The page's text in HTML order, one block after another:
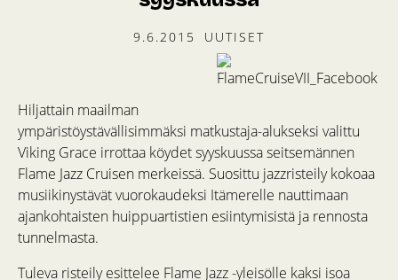
9.6.2015 UUTISET
Hiljattain maailman
ympäristöystävällisimmäksi matkustaja-alukseksi valittu
Viking Grace irrottaa köydet syyskuussa seitsemännen
Flame Jazz Cruisen merkeissä. Suosittu jazzristeily kokoaa
musiikinystävät vuorokaudeksi Itämerelle nauttimaan
ajankohtaisten huippuartistien esiintymisistä ja rennosta
tunnelmasta.
Tuleva risteily esittelee Flame Jazz -yleisölle kaksi isoa